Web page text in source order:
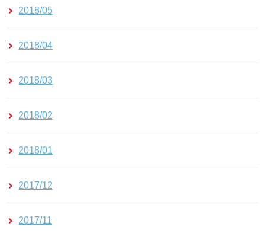
2018/05
2018/04
2018/03
2018/02
2018/01
2017/12
2017/11